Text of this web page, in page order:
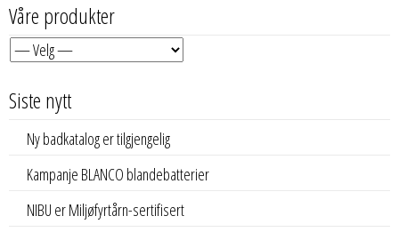
Våre produkter
Siste nytt
Ny badkatalog er tilgjengelig
Kampanje BLANCO blandebatterier
NIBU er Miljøfyrtårn-sertifisert